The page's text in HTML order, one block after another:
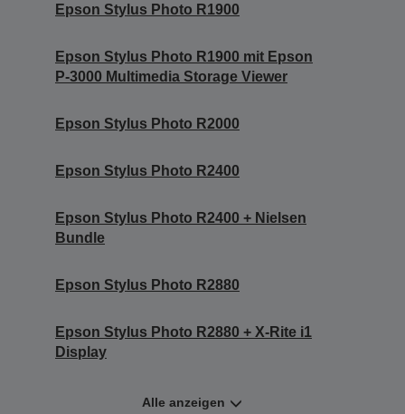
Epson Stylus Photo R1900
Epson Stylus Photo R1900 mit Epson
P-3000 Multimedia Storage Viewer
Epson Stylus Photo R2000
Epson Stylus Photo R2400
Epson Stylus Photo R2400 + Nielsen
Bundle
Epson Stylus Photo R2880
Epson Stylus Photo R2880 + X-Rite i1
Display
Alle anzeigen